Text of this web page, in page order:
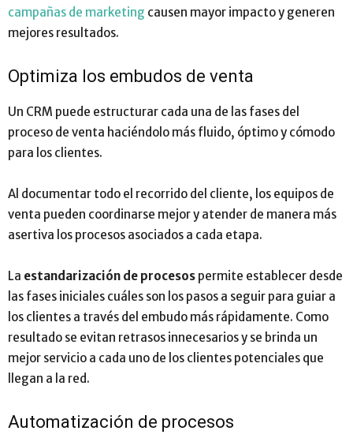
campañas de marketing causen mayor impacto y generen
mejores resultados.
Optimiza los embudos de venta
Un CRM puede estructurar cada una de las fases del
proceso de venta haciéndolo más fluido, óptimo y cómodo
para los clientes.
Al documentar todo el recorrido del cliente, los equipos de
venta pueden coordinarse mejor y atender de manera más
asertiva los procesos asociados a cada etapa.
La estandarización de procesos permite establecer desde
las fases iniciales cuáles son los pasos a seguir para guiar a
los clientes a través del embudo más rápidamente. Como
resultado se evitan retrasos innecesarios y se brinda un
mejor servicio a cada uno de los clientes potenciales que
llegan a la red.
Automatización de procesos